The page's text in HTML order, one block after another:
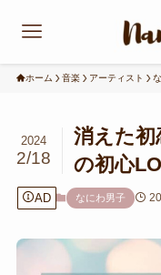
ホーム 音楽 アーティスト
消えた
の初心
2024
2/18
AD なにわ男子